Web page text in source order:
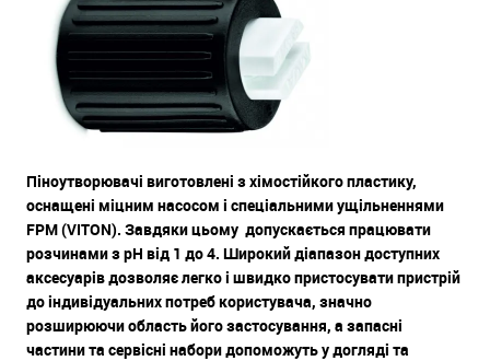
Піноутворювачі виготовлені з хімостійкого пластику,
оснащені міцним насосом і спеціальними ущільненнями
FPM (VITON). Завдяки цьому допускається працювати
розчинами з рН від 1 до 4. Широкий діапазон доступних
аксесуарів дозволяє легко і швидко пристосувати пристрій
до індивідуальних потреб користувача, значно
розширюючи область його застосування, а запасні
частини та сервісні набори допоможуть у догляді та